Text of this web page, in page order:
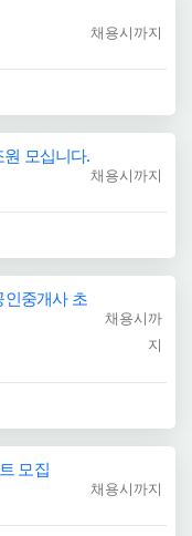
채용시까지
모십니다.
채용시까지
중개사 초
채용시까
지
모집
채용시까지